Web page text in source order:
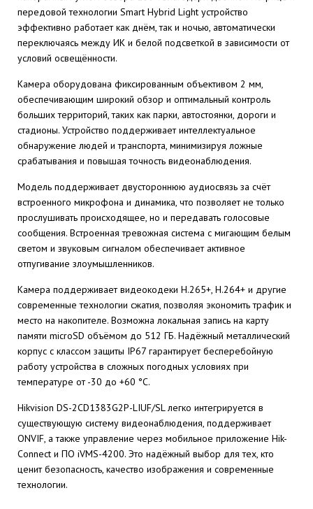
передовой технологии Smart Hybrid Light устройство
эффективно работает как днём, так и ночью, автоматически
переключаясь между ИК и белой подсветкой в зависимости от
условий освещённости.
Камера оборудована фиксированным объективом 2 мм,
обеспечивающим широкий обзор и оптимальный контроль
больших территорий, таких как парки, автостоянки, дороги и
стадионы. Устройство поддерживает интеллектуальное
обнаружение людей и транспорта, минимизируя ложные
срабатывания и повышая точность видеонаблюдения.
Модель поддерживает двустороннюю аудиосвязь за счёт
встроенного микрофона и динамика, что позволяет не только
прослушивать происходящее, но и передавать голосовые
сообщения. Встроенная тревожная система с мигающим белым
светом и звуковым сигналом обеспечивает активное
отпугивание злоумышленников.
Камера поддерживает видеокодеки H.265+, H.264+ и другие
современные технологии сжатия, позволяя экономить трафик и
место на накопителе. Возможна локальная запись на карту
памяти microSD объёмом до 512 ГБ. Надёжный металлический
корпус с классом защиты IP67 гарантирует бесперебойную
работу устройства в сложных погодных условиях при
температуре от -30 до +60 °C.
Hikvision DS-2CD1383G2P-LIUF/SL легко интегрируется в
существующую систему видеонаблюдения, поддерживает
ONVIF, а также управление через мобильное приложение Hik-
Connect и ПО iVMS-4200. Это надёжный выбор для тех, кто
ценит безопасность, качество изображения и современные
технологии.